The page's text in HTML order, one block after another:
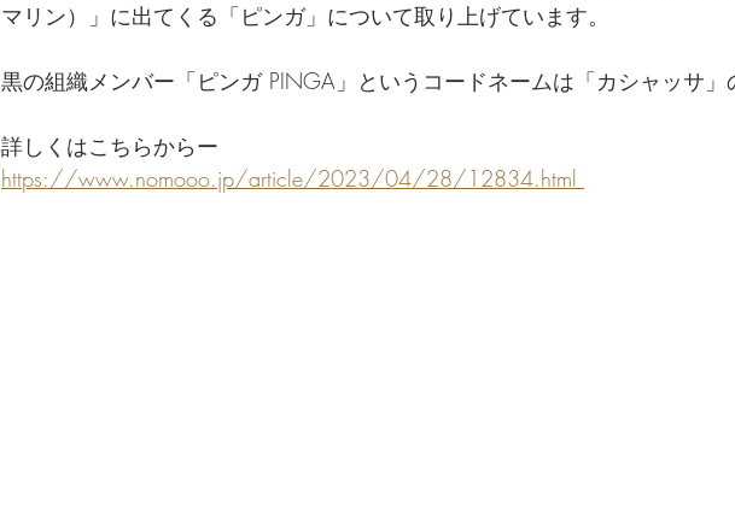
マリン）」に出てくる「ピンガ」について取り上げています。
黒の組織メンバー「ピンガ PINGA」というコードネームは「カシャッサ」
詳しくはこちらからー
https://www.nomooo.jp/article/2023/04/28/12834.html